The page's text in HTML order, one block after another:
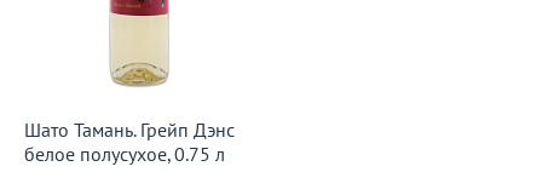
Шато Тамань. Грейп Дэнс
белое полусухое, 0.75 л